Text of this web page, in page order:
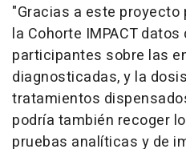
"Gracias a este
la Cohorte IMPACT
participantes sobre las
diagnosticadas, y la
tratamientos
podría también recoger
pruebas analíticas y de